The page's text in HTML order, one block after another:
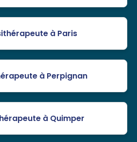
à Paris
à Perpignan
à Quimper